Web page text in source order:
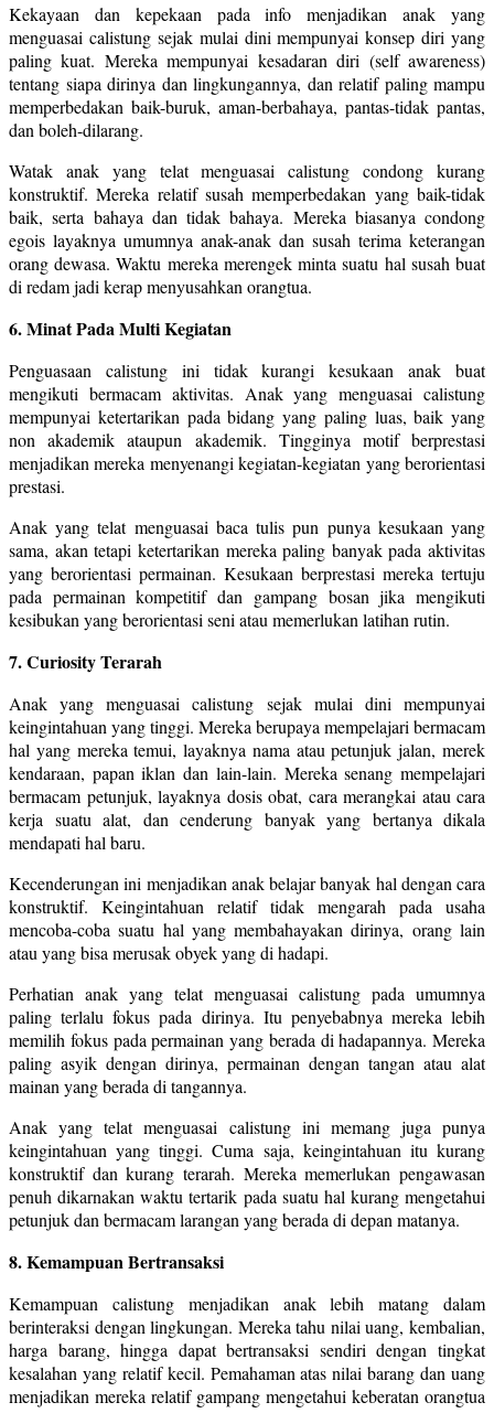
Kekayaan dan kepekaan pada info menjadikan anak yang
menguasai calistung sejak mulai dini mempunyai konsep diri yang
paling kuat. Mereka mempunyai kesadaran diri (self awareness)
tentang siapa dirinya dan lingkungannya, dan relatif paling mampu
memperbedakan baik-buruk, aman-berbahaya, pantas-tidak pantas,
dan boleh-dilarang.
Watak anak yang telat menguasai calistung condong kurang
konstruktif. Mereka relatif susah memperbedakan yang baik-tidak
baik, serta bahaya dan tidak bahaya. Mereka biasanya condong
egois layaknya umumnya anak-anak dan susah terima keterangan
orang dewasa. Waktu mereka merengek minta suatu hal susah buat
di redam jadi kerap menyusahkan orangtua.
6. Minat Pada Multi Kegiatan
Penguasaan calistung ini tidak kurangi kesukaan anak buat
mengikuti bermacam aktivitas. Anak yang menguasai calistung
mempunyai ketertarikan pada bidang yang paling luas, baik yang
non akademik ataupun akademik. Tingginya motif berprestasi
menjadikan mereka menyenangi kegiatan-kegiatan yang berorientasi
prestasi.
Anak yang telat menguasai baca tulis pun punya kesukaan yang
sama, akan tetapi ketertarikan mereka paling banyak pada aktivitas
yang berorientasi permainan. Kesukaan berprestasi mereka tertuju
pada permainan kompetitif dan gampang bosan jika mengikuti
kesibukan yang berorientasi seni atau memerlukan latihan rutin.
7. Curiosity Terarah
Anak yang menguasai calistung sejak mulai dini mempunyai
keingintahuan yang tinggi. Mereka berupaya mempelajari bermacam
hal yang mereka temui, layaknya nama atau petunjuk jalan, merek
kendaraan, papan iklan dan lain-lain. Mereka senang mempelajari
bermacam petunjuk, layaknya dosis obat, cara merangkai atau cara
kerja suatu alat, dan cenderung banyak yang bertanya dikala
mendapati hal baru.
Kecenderungan ini menjadikan anak belajar banyak hal dengan cara
konstruktif. Keingintahuan relatif tidak mengarah pada usaha
mencoba-coba suatu hal yang membahayakan dirinya, orang lain
atau yang bisa merusak obyek yang di hadapi.
Perhatian anak yang telat menguasai calistung pada umumnya
paling terlalu fokus pada dirinya. Itu penyebabnya mereka lebih
memilih fokus pada permainan yang berada di hadapannya. Mereka
paling asyik dengan dirinya, permainan dengan tangan atau alat
mainan yang berada di tangannya.
Anak yang telat menguasai calistung ini memang juga punya
keingintahuan yang tinggi. Cuma saja, keingintahuan itu kurang
konstruktif dan kurang terarah. Mereka memerlukan pengawasan
penuh dikarnakan waktu tertarik pada suatu hal kurang mengetahui
petunjuk dan bermacam larangan yang berada di depan matanya.
8. Kemampuan Bertransaksi
Kemampuan calistung menjadikan anak lebih matang dalam
berinteraksi dengan lingkungan. Mereka tahu nilai uang, kembalian,
harga barang, hingga dapat bertransaksi sendiri dengan tingkat
kesalahan yang relatif kecil. Pemahaman atas nilai barang dan uang
menjadikan mereka relatif gampang mengetahui keberatan orangtua